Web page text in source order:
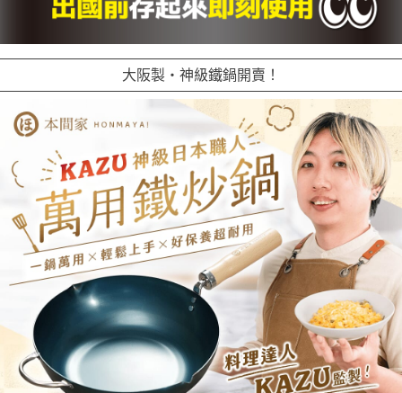
大阪製・神級鐵鍋開賣！